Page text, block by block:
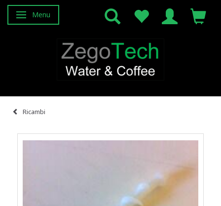
Attiva/disattiva navigazione
Menu
Ricambi